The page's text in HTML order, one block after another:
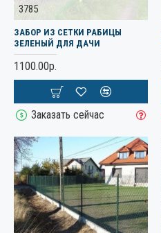
3785
ЗАБОР ИЗ СЕТКИ РАБИЦЫ
ЗЕЛЕНЫЙ ДЛЯ ДАЧИ
1100.00р.
Заказать сейчас